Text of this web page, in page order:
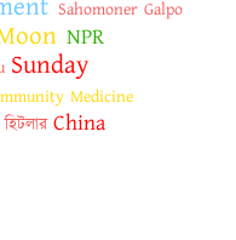
Sahomoner Galpo
NPR
Sunday
Medicine
হিটলার China